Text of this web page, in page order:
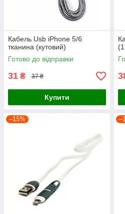
Кабель Usb iPhone 5/6
тканина (кутовий)
Готово до відправки
31 ₴ 37 ₴
Купити
–15%